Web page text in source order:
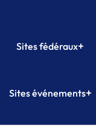
Sites fédéraux+
Plateforme Formation
Sites événements+